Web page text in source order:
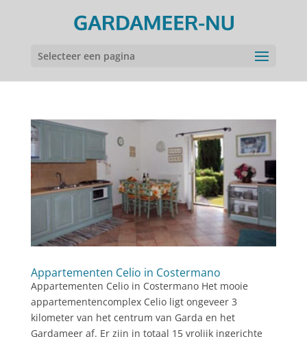
Selecteer een pagina
Appartementen Celio in Costermano
Appartementen Celio in Costermano Het mooie
appartementencomplex Celio ligt ongeveer 3
kilometer van het centrum van Garda en het
Gardameer af. Er zijn in totaal 15 vrolijk ingerichte